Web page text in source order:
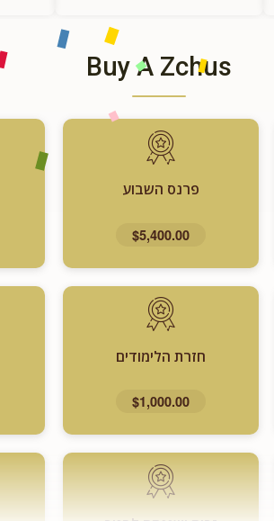
Buy A Zchus
פרנס השבוע
$5,400.00
חזרת הלימודים
$1,000.00